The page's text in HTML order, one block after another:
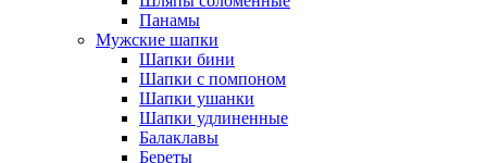
Панамы
Мужские шапки
Шапки бини
Шапки с помпоном
Шапки ушанки
Шапки удлиненные
Балаклавы
Береты